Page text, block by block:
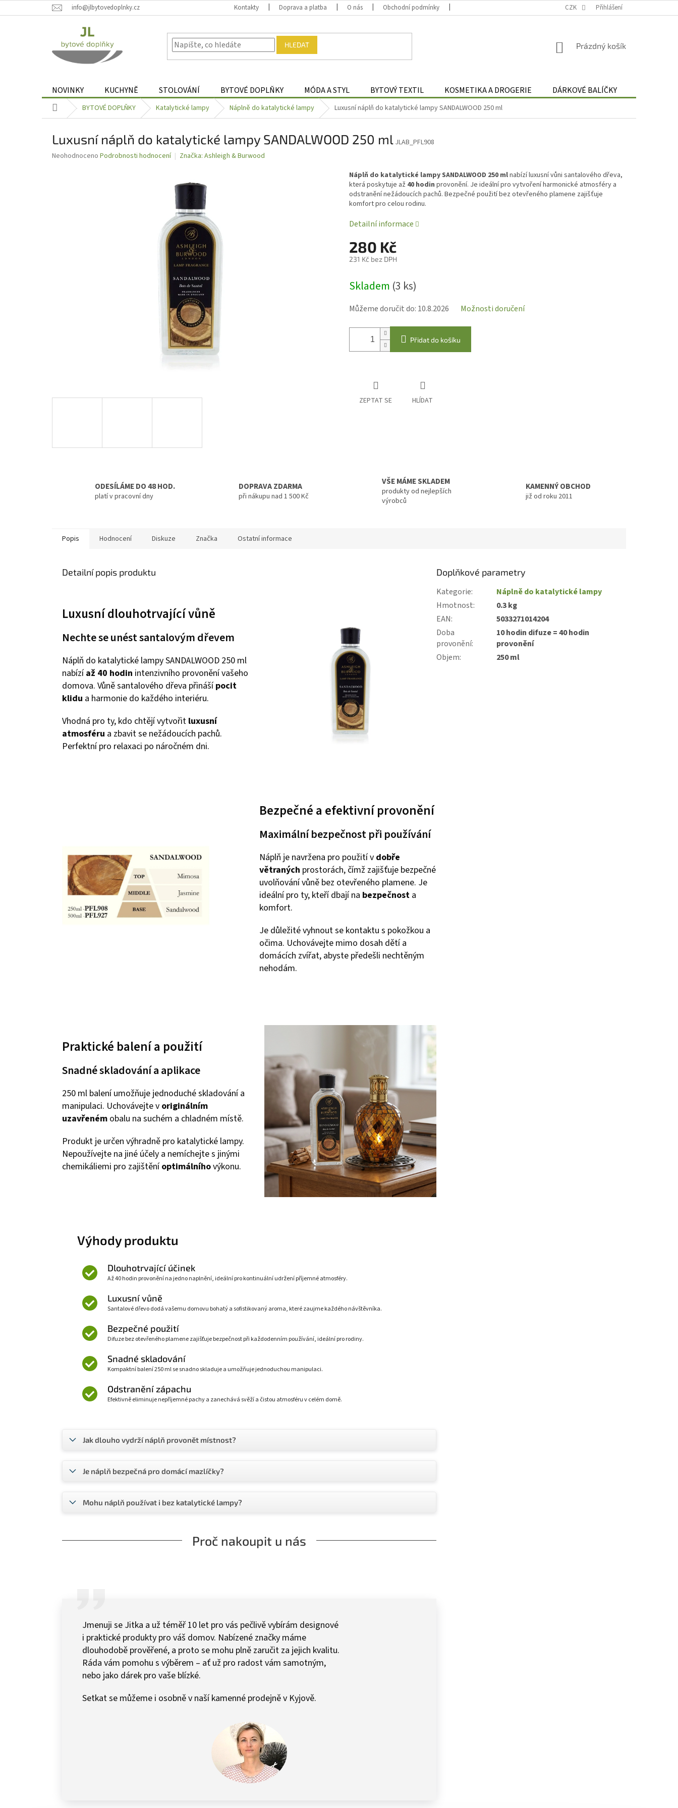
na
info@jlbytovedoplnky.cz Kontakty Doprava a platba O nás Obchodní podmínky Odstoupení od smlouvy
CZK Přihlášení
HLEDAT
NÁKUPNÍ
Prázdný košík
NOVINKY KUCHYNĚ STOLOVÁNÍ BYTOVÉ DOPLŇKY MÓDA A STYL BYTOVÝ TEXTIL KOSMETIKA A DROGERIE DÁRKOVÉ BALÍČKY
Domů BYTOVÉ DOPLŇKY Katalytické lampy Náplně do katalytické lampy Luxusní náplň do katalytické lampy SANDALWOOD 250 ml
Luxusní náplň do katalytické lampy SANDALWOOD 250 ml JLAB_PFL908
Průměrné
Neohodnoceno Podrobnosti hodnocení Značka: Ashleigh & Burwood
280 Kč
231 Kč bez DPH
cena:
Skladem (3 ks)
Můžeme doručit do: 10.8.2026 Možnosti doručení
Přidat do košíku
Náplň do katalytické lampy SANDALWOOD 250 mlnabízí luxusní vůni santalového dřeva,
která poskytuje až 40 hodin provonění. Je ideální pro vytvoření harmonické atmosféry a
odstranění nežádoucích pachů. Bezpečné použití bez otevřeného plamene zajišťuje
komfort pro celou rodinu.
Detailní informace
ZEPTAT SE HLÍDAT
ODESÍLÁME DO 48 HOD.
platí v pracovní dny
DOPRAVA ZDARMA
při nákupu nad 1 500 Kč
VŠE MÁME SKLADEM
produkty od nejlepších
výrobců
KAMENNÝ OBCHOD
již od roku 2011
Popis Hodnocení Diskuze Značka Ostatní informace
Detailní popis produktu
Luxusní dlouhotrvající vůně
Nechte se unést santalovým dřevem
Náplň do katalytické lampy SANDALWOOD 250 ml
nabízíaž 40 hodin intenzivního provonění vašeho
domova. Vůně santalového dřeva přinášípocit
klidu a harmonie do každého interiéru.
Vhodná pro ty, kdo chtějí vytvořit luxusní
atmosféru a zbavit se nežádoucích pachů.
Perfektní pro relaxaci po náročném dni.
Bezpečné a efektivní provonění
Maximální bezpečnost při používání
Náplň je navržena pro použití v dobře
větraných prostorách, čímž zajišťuje bezpečné
uvolňování vůně bez otevřeného plamene. Je
ideální pro ty, kteří dbají na bezpečnost a
komfort.
Je důležité vyhnout se kontaktu s pokožkou a
očima. Uchovávejte mimo dosah dětí a
domácích zvířat, abyste předešli nechtěným
nehodám.
Praktické balení a použití
Snadné skladování a aplikace
250 ml balení umožňuje jednoduché skladování a
manipulaci. Uchovávejte v originálním
uzavřeném obalu na suchém a chladném místě.
Produkt je určen výhradně pro katalytické lampy.
Nepoužívejte na jiné účely a nemíchejte s jinými
chemikáliemi pro zajištěníoptimálníhovýkonu.
Výhody produktu
Dlouhotrvající účinek
Až 40 hodin provonění na jedno naplnění, ideální pro kontinuální udržení příjemné atmosféry.
Luxusní vůně
Santalové dřevo dodá vašemu domovu bohatý a sofistikovaný aroma, které zaujme každého návštěvníka.
Bezpečné použití
Difuze bez otevřeného plamene zajišťuje bezpečnost při každodenním používání, ideální pro rodiny.
Snadné skladování
Kompaktní balení 250 ml se snadno skladuje a umožňuje jednoduchou manipulaci.
Odstranění zápachu
Efektivně eliminuje nepříjemné pachy a zanechává svěží a čistou atmosféru v celém domě.
Jak dlouho vydrží náplň provonět místnost?
Je náplň bezpečná pro domácí mazlíčky?
Mohu náplň používat i bez katalytické lampy?
Proč nakoupit u nás
Jmenuji se Jitka a už téměř 10 let pro vás pečlivě vybírám designové
i praktické produkty pro váš domov. Nabízené značky máme
dlouhodobě prověřené, a proto se mohu plně zaručit za jejich kvalitu.
Ráda vám pomohu s výběrem – ať už pro radost vám samotným,
nebo jako dárek pro vaše blízké.
Setkat se můžeme i osobně v naší kamenné prodejně v Kyjově.
Doplňkové parametry
Kategorie:
Náplně do katalytické lampy
Hmotnost:
0.3 kg
EAN:
5033271014204
Doba
provonění:
10 hodin difuze = 40 hodin
provonění
Objem: 250 ml